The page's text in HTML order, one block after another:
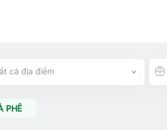
cả địa điểm
PHÊ